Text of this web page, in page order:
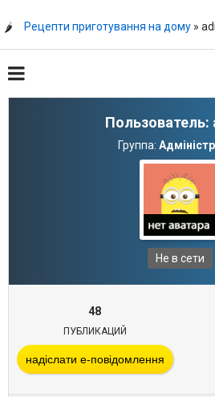
Рецепти приготування на дому »
Пользователь:
Группа:
Не в сети
48
ПУБЛИКАЦИЙ
надіслати е-повідомлення